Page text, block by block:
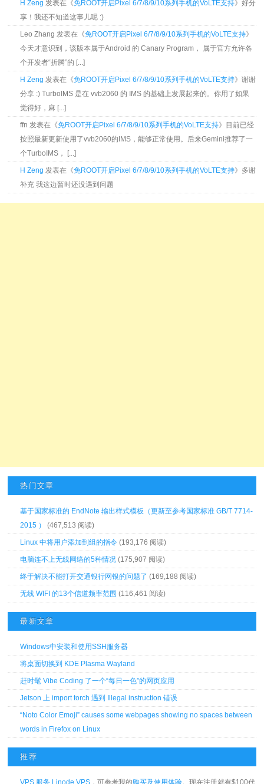
H Zeng 发表在《免ROOT开启Pixel 6/7/8/9/10系列手机的VoLTE支持》好分
享！我还不知道这事儿呢 :)
Leo Zhang 发表在《免ROOT开启Pixel 6/7/8/9/10系列手机的VoLTE支持》
今天才意识到，该版本属于Android 的 Canary Program， 属于官方允许各
个开发者“折腾”的 [...]
H Zeng 发表在《免ROOT开启Pixel 6/7/8/9/10系列手机的VoLTE支持》谢谢
分享 :) TurboIMS 是在 vvb2060 的 IMS 的基础上发展起来的。你用了如果
觉得好，麻 [...]
ffn 发表在《免ROOT开启Pixel 6/7/8/9/10系列手机的VoLTE支持》目前已经
按照最新更新使用了vvb2060的IMS，能够正常使用。后来Gemini推荐了一
个TurboIMS， [...]
H Zeng 发表在《免ROOT开启Pixel 6/7/8/9/10系列手机的VoLTE支持》多谢
补充 我这边暂时还没遇到问题
热门文章
基于国家标准的 EndNote 输出样式模板（更新至参考国家标准 GB/T 7714-
2015 ）
(467,513 阅读)
Linux 中将用户添加到组的指令 (193,176 阅读)
电脑连不上无线网络的5种情况 (175,907 阅读)
终于解决不能打开交通银行网银的问题了 (169,188 阅读)
无线 WIFI 的13个信道频率范围 (116,461 阅读)
最新文章
Windows中安装和使用SSH服务器
将桌面切换到 KDE Plasma Wayland
赶时髦 Vibe Coding 了一个“每日一色”的网页应用
Jetson 上 import torch 遇到 Illegal instruction 错误
“Noto Color Emoji” causes some webpages showing no spaces between
words in Firefox on Linux
推荐